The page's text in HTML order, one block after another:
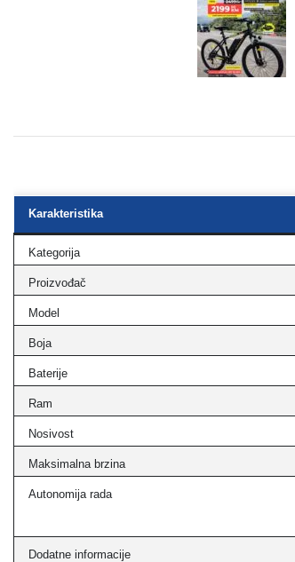
Karakteristika
Kategorija
Proizvođač
Model
Boja
Baterije
Ram
Nosivost
Maksimalna brzina
Autonomija rada
Dodatne informacije